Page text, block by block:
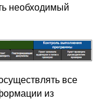
необходимый
все
из